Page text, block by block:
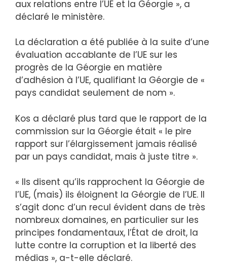
aux relations entre l’UE et la Géorgie », a
déclaré le ministère.
La déclaration a été publiée à la suite d’une
évaluation accablante de l’UE sur les
progrès de la Géorgie en matière
d’adhésion à l’UE, qualifiant la Géorgie de «
pays candidat seulement de nom ».
Kos a déclaré plus tard que le rapport de la
commission sur la Géorgie était « le pire
rapport sur l’élargissement jamais réalisé
par un pays candidat, mais à juste titre ».
« Ils disent qu’ils rapprochent la Géorgie de
l’UE, (mais) ils éloignent la Géorgie de l’UE. Il
s’agit donc d’un recul évident dans de très
nombreux domaines, en particulier sur les
principes fondamentaux, l’État de droit, la
lutte contre la corruption et la liberté des
médias », a-t-elle déclaré.